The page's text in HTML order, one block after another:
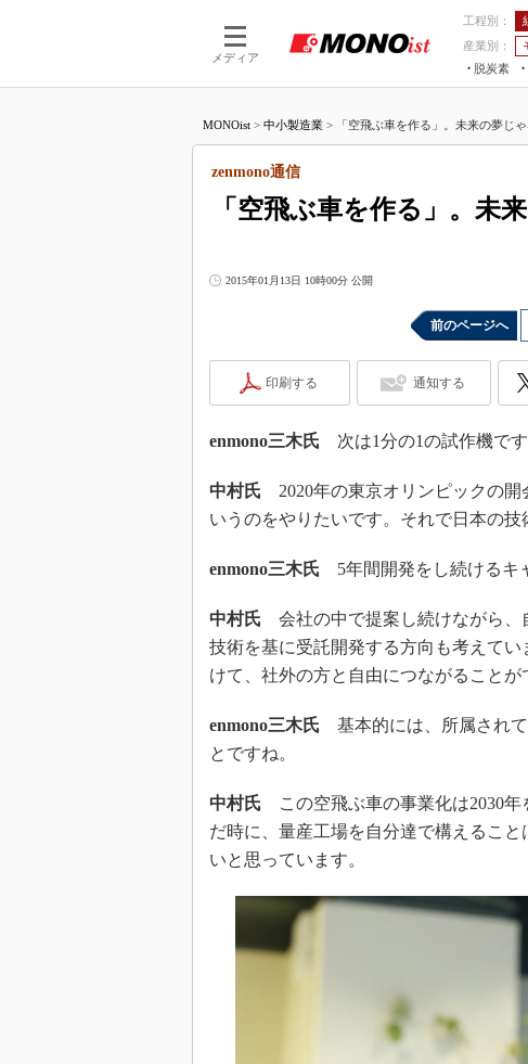
メディア
工程別：
産業別：
脱炭素
つながる工場AI×設備保全
MONOist > 中小製造業 > 「空飛ぶ車を作る」。未来の夢じ
「空飛ぶ車を作る」。未
zenmono通信
2015年01月13日 10時00分 公開
前のページへ
印刷する 通知する
enmono三木氏 次は1分の1の試作機です
中村氏 2020年の東京オリンピックの開
いうのをやりたいです。それで日本の技
enmono三木氏 5年間開発をし続けるキ
中村氏 会社の中で提案し続けながら、
技術を基に受託開発する方向も考えて
けて、社外の方と自由につながることが
enmono三木氏 基本的には、所属され
とですね。
中村氏 この空飛ぶ車の事業化は2030年
だ時に、量産工場を自分達で構えるこ
いと思っています。